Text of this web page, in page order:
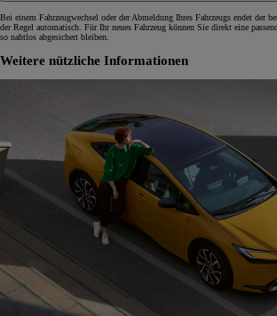
Bei einem Fahrzeugwechsel oder der Abmeldung Ihres Fahrzeugs endet der
der Regel automatisch. Für Ihr neues Fahrzeug können Sie direkt eine
so nahtlos abgesichert bleiben.
Weitere nützliche Informationen